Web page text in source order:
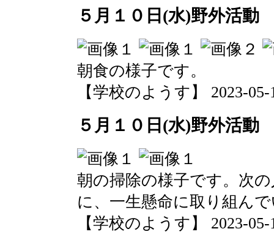
５月１０日(水)野外活動
朝食の様子です。
【学校のようす】 2023-05-
５月１０日(水)野外活動
朝の掃除の様子です。次
に、一生懸命に取り組ん
【学校のようす】 2023-05-